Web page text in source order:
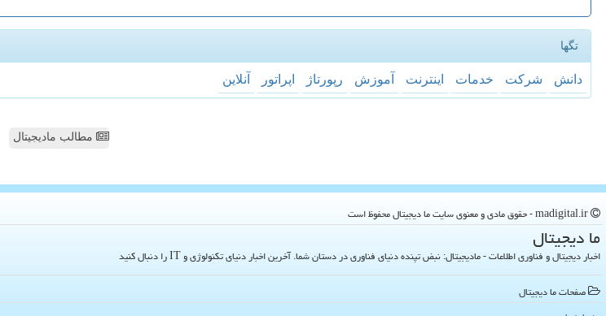
تگها
دانش شركت خدمات اینترنت آموزش رپورتاژ اپراتور آنلاین
مطالب مادیجیتال
ما دیجیتال
اخبار دیجیتال و فناوری اطلاعات - مادیجیتال: نبض تپنده دنیای فناوری در دستان شما. آخرین اخبار دنیای تکنولوژی و IT را دنبال کنید
صفحات ما دیجیتال